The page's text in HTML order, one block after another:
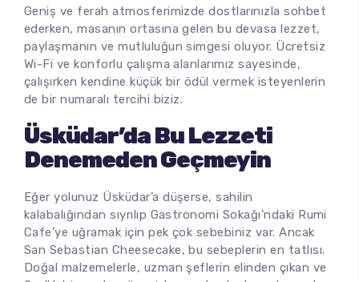
Geniş ve ferah atmosferimizde dostlarınızla sohbet
ederken, masanın ortasına gelen bu devasa lezzet,
paylaşmanın ve mutluluğun simgesi oluyor. Ücretsiz
Wi-Fi ve konforlu çalışma alanlarımız sayesinde,
çalışırken kendine küçük bir ödül vermek isteyenlerin
de bir numaralı tercihi biziz.
Üsküdar’da Bu Lezzeti
Denemeden Geçmeyin
Eğer yolunuz Üsküdar’a düşerse, sahilin
kalabalığından sıyrılıp Gastronomi Sokağı’ndaki Rumi
Cafe’ye uğramak için pek çok sebebiniz var. Ancak
San Sebastian Cheesecake, bu sebeplerin en tatlısı.
Doğal malzemelerle, uzman şeflerin elinden çıkan ve